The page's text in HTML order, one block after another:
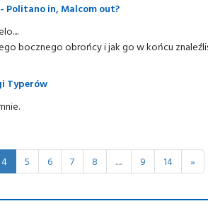
Politano in, Malcom out?
bocznego obrońcy i jak go w końcu
Typerów
4 5 6 7 8 ..... 9 14 »